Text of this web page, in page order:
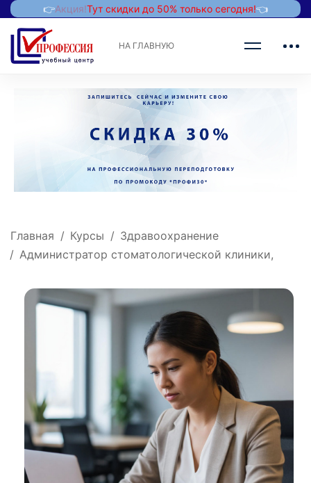
👉Акция!Тут скидки до 50% только сегодня!👈
НА ГЛАВНУЮ
Главная Курсы
Здравоохранение
Администратор стоматологической клиники,